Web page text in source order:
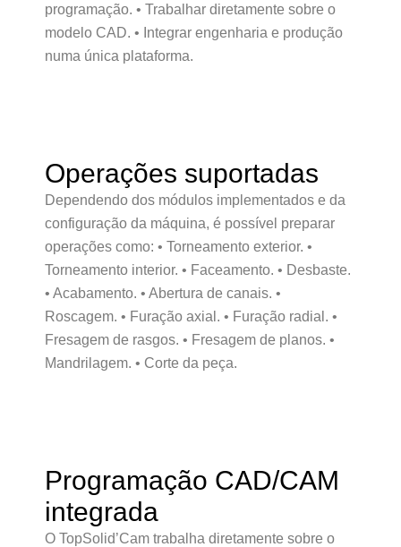
programação. • Trabalhar diretamente sobre o
modelo CAD. • Integrar engenharia e produção
numa única plataforma.
Operações suportadas
Dependendo dos módulos implementados e da
configuração da máquina, é possível preparar
operações como: • Torneamento exterior. •
Torneamento interior. • Faceamento. • Desbaste.
• Acabamento. • Abertura de canais. •
Roscagem. • Furação axial. • Furação radial. •
Fresagem de rasgos. • Fresagem de planos. •
Mandrilagem. • Corte da peça.
Programação CAD/CAM
integrada
O TopSolid’Cam trabalha diretamente sobre o